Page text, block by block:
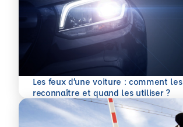
Les feux d’une voiture : comment les
reconnaître et quand les utiliser ?
En savoir plus